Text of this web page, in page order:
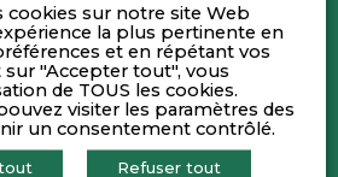
, Président deLPF
Table ronde
WATTEBLED, Directrice
Banque de France
cookies sur notre site Web
la plus pertinente en
et en répétant vos
sur "Accepter tout", vous
de TOUS les cookies.
visiter les paramètres des
un consentement contrôlé.
Refuser tout